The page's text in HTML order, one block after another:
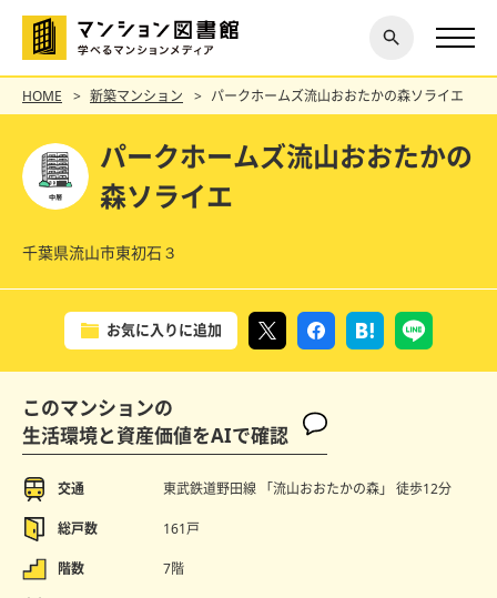
探す
閉じ
る
HOME 新築マンション パークホームズ流山おおたかの森ソライエ
パークホームズ流山おおたかの
森ソライエ
千葉県流山市東初石３
お気に入りに追加
このマンションの
生活環境と資産価値をAIで確認
交通 東武鉄道野田線 「流山おおたかの森」 徒歩12分
総戸数 161戸
階数 7階